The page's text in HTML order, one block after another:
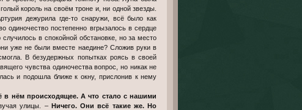
король на своём троне и, ни одной звезды.
дежурила где-то снаружи, всё было как
постепенно вгрызалось в сердце
в спокойной обстановке, но за место
уже не были вместе наедине? Сложив руки в
В безудержных попытках роясь в своей
чувства одиночества вопрос, но никак не
и подошла ближе к окну, прислонив к нему
нём происходящее. А что стало с нашими
улицы. – Ничего. Они всё такие же. Но